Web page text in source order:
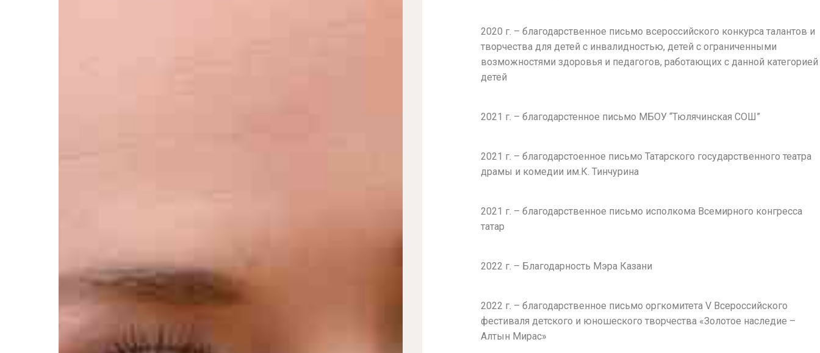
2020 г. – благодарственное письмо всероссийского конкурса талантов и
творчества для детей с инвалидностью, детей с ограниченными
возможностями здоровья и педагогов, работающих с данной категорией
детей
2021 г. – благодарстенное письмо МБОУ “Тюлячинская СОШ”
2021 г. – благодарстоенное письмо Татарского государственного театра
драмы и комедии им.К. Тинчурина
2021 г. – благодарственное письмо исполкома Всемирного конгресса
татар
2022 г. – Благодарность Мэра Казани
2022 г. – благодарственное письмо оргкомитета V Всероссийского
фестиваля детского и юношеского творчества «Золотое наследие –
Алтын Мирас»